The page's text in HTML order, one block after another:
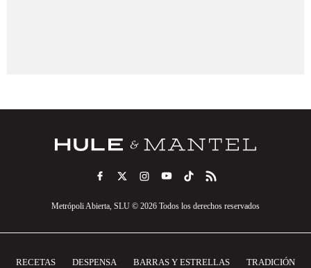
Metrópoli Abierta, SLU © 2026 Todos los derechos reservados
RECETAS DESPENSA BARRAS Y ESTRELLAS
TRADICIÓN